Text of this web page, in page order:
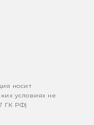
носит
условиях не
ГК РФ)